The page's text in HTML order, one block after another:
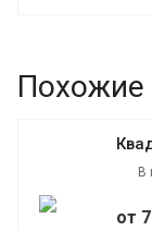
Похожие
В
от